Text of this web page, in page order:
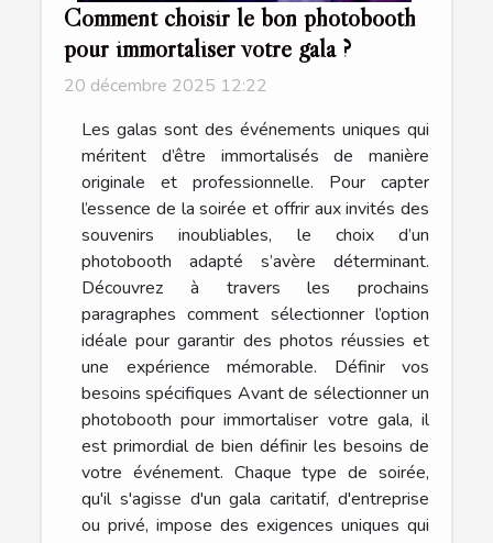
Comment choisir le bon photobooth
pour immortaliser votre gala ?
20 décembre 2025 12:22
Les galas sont des événements uniques qui
méritent d’être immortalisés de manière
originale et professionnelle. Pour capter
l’essence de la soirée et offrir aux invités des
souvenirs inoubliables, le choix d’un
photobooth adapté s’avère déterminant.
Découvrez à travers les prochains
paragraphes comment sélectionner l’option
idéale pour garantir des photos réussies et
une expérience mémorable. Définir vos
besoins spécifiques Avant de sélectionner un
photobooth pour immortaliser votre gala, il
est primordial de bien définir les besoins de
votre événement. Chaque type de soirée,
qu'il s'agisse d'un gala caritatif, d'entreprise
ou privé, impose des exigences uniques qui